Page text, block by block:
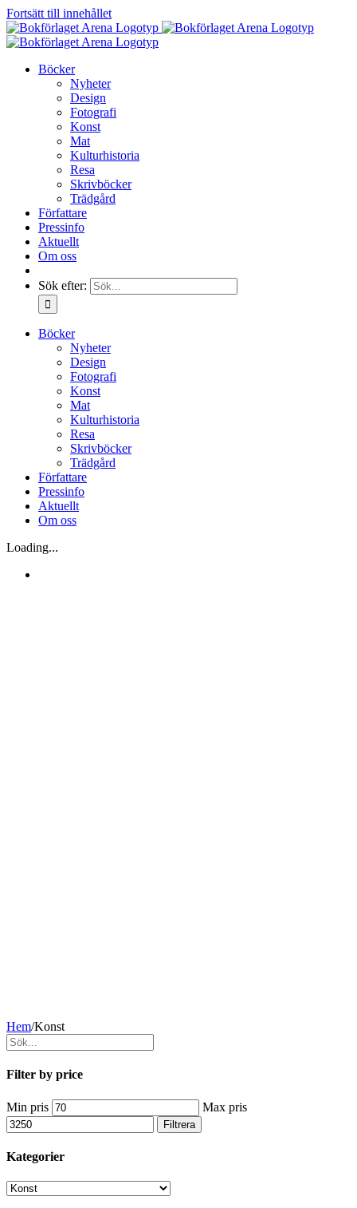
Fortsätt till innehållet
Böcker
Nyheter
Design
Fotografi
Konst
Mat
Kulturhistoria
Resa
Skrivböcker
Trädgård
Författare
Pressinfo
Aktuellt
Om oss
Sök efter:
Böcker
Nyheter
Design
Fotografi
Konst
Mat
Kulturhistoria
Resa
Skrivböcker
Trädgård
Författare
Pressinfo
Aktuellt
Om oss
Loading...
Hem/Konst
Filter by price
Min pris Max pris
Filtrera
Kategorier